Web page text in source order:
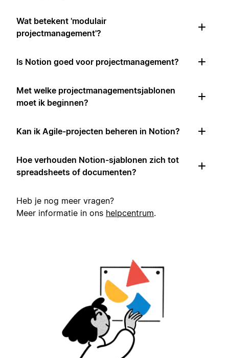
Wat betekent 'modulair
projectmanagement'?
Is Notion goed voor projectmanagement?
Met welke projectmanagementsjablonen
moet ik beginnen?
Kan ik Agile-projecten beheren in Notion?
Hoe verhouden Notion-sjablonen zich tot
spreadsheets of documenten?
Heb je nog meer vragen?
Meer informatie in ons helpcentrum.